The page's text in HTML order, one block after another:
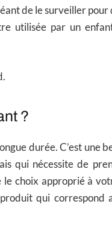
de le surveiller
utilisée par un
?
durée. C’est une
qui nécessite de
choix approprié à
qui correspond